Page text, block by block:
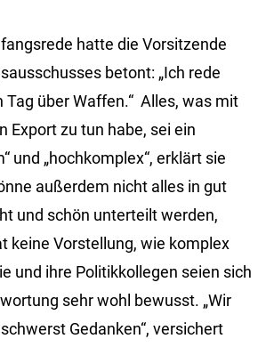
hatte die Vorsitzende
betont: „Ich rede
über Waffen.“ Alles, was mit
Export zu tun habe, sei ein
und „hochkomplex“, erklärt sie
außerdem nicht alles in gut
und schön unterteilt werden,
keine Vorstellung, wie komplex
und ihre Politikkollegen seien sich
sehr wohl bewusst. „Wir
Gedanken“, versichert